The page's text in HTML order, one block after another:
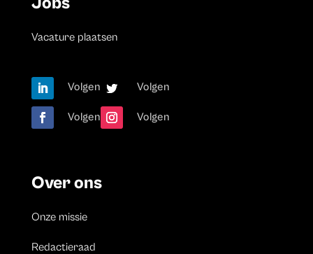
Vacature plaatsen
Volgen Volgen
Volgen Volgen
Over ons
Onze missie
Redactieraad